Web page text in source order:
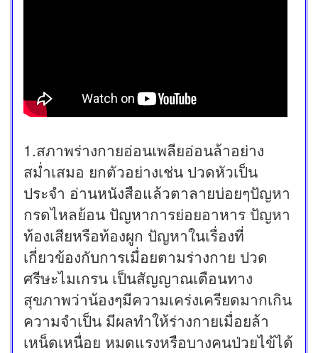
1.สภาพร่างกายอ่อนเพลียอ่อนล้าอย่าง
สม่ำเสมอ ยกตัวอย่างเช่น ปวดหัวเป็น
ประจำ อ่านหนังสือแล้วตาลายบ่อยๆปัญหา
กรดไหลย้อน ปัญหาการย่อยอาหาร ปัญหา
ท้องเสียหรือท้องผูก ปัญหาในเรื่องที่
เกี่ยวข้องกับการเมื่อยตามร่างกาย ปวด
ศรีษะไมเกรน เป็นสัญญาณเตือนทาง
สุขภาพว่าน้องๆมีความเคร่งเครียดมากเกิน
ความจำเป็น มีผลทำให้ร่างกายเมื่อยล้า
เหน็ดเหนื่อย หมดแรงหรือบางคนป่วยไข้ได้